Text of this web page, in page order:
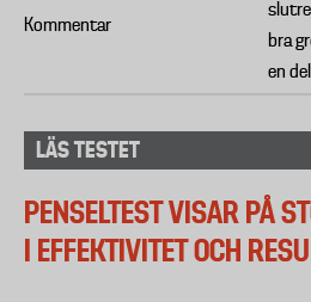
Kommentar
bra
en
LÄS TESTET
PENSELTEST VISAR PÅ
I EFFEKTIVITET OCH